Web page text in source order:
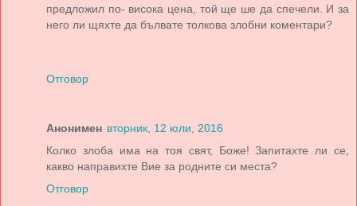
предложил по- висока цена, той ще ше да спечели. И за
него ли щяхте да бълвате толкова злобни коментари?
Отговор
Анонимен вторник, 12 юли, 2016
Колко злоба има на тоя свят, Боже! Запитахте ли се,
какво направихте Вие за родните си места?
Отговор